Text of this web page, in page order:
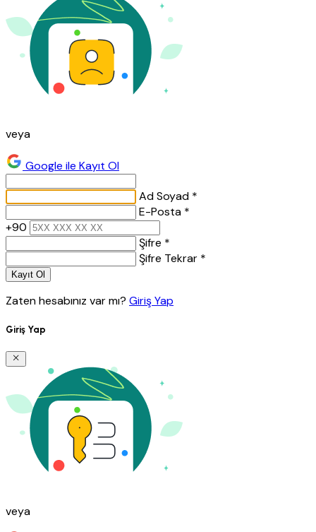
veya
Google ile Kayıt Ol
Ad Soyad *
E-Posta *
+90
Şifre *
Şifre Tekrar *
Kayıt Ol
Zaten hesabınız var mı? Giriş Yap
Giriş Yap
veya